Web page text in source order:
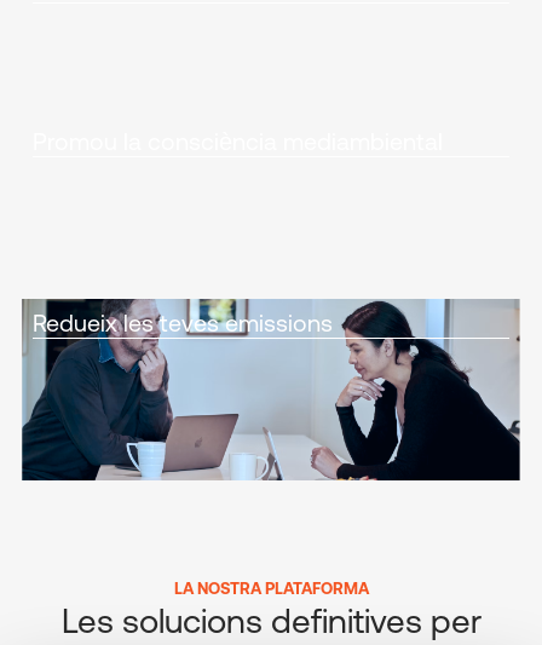
Redueix les teves emissions
LA NOSTRA PLATAFORMA
Les solucions definitives per